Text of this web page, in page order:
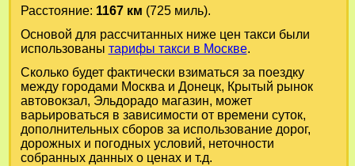
Расстояние: 1167 км (725 миль).
Основой для рассчитанных ниже цен такси были
использованы тарифы такси в Москве.
Сколько будет фактически взиматься за поездку
между городами Москваи Донецк, Крытый рынок
автовокзал, Эльдорадо магазин, может
варьироваться в зависимости от времени суток,
дополнительных сборов за использование дорог,
дорожных и погодных условий, неточности
собранных данных о ценах и т.д.